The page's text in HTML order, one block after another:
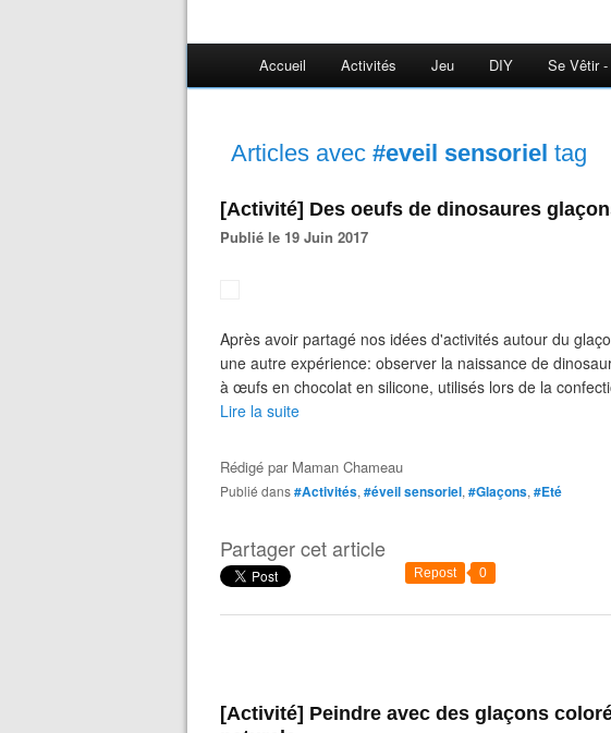
Accueil Activités Jeu DIY Se Vêtir
Articles avec #eveil sensoriel tag
[Activité] Des oeufs de dinosaures
Publié le 19 Juin 2017
Après avoir partagé nos idées d'activités autour du
une autre expérience: observer la naissance de
à œufs en chocolat en silicone, utilisés lors de la
Lire la suite
Rédigé par Maman Chameau
Publié dans#Activités, #éveil sensoriel, #Glaçons, #Eté
Partager cet article
Repost 0
[Activité] Peindre avec des glaçons colorés aux pigments